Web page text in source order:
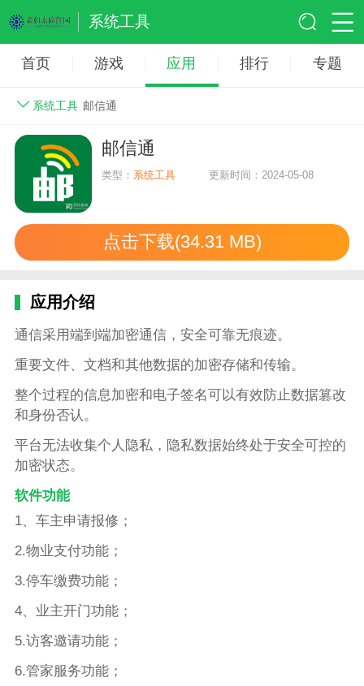
系统工具
首页 游戏 应用 排行 专题
系统工具 邮信通
邮信通
类型： 系统工具 更新时间：2024-05-08
点击下载(34.31 MB)
应用介绍
通信采用端到端加密通信，安全可靠无痕迹。
重要文件、文档和其他数据的加密存储和传输。
整个过程的信息加密和电子签名可以有效防止数据篡改
和身份否认。
平台无法收集个人隐私，隐私数据始终处于安全可控的
加密状态。
软件功能
1、车主申请报修；
2.物业支付功能；
3.停车缴费功能；
4、业主开门功能；
5.访客邀请功能；
6.管家服务功能；